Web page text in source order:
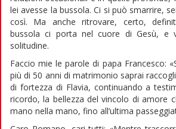
lei avesse la bussola. Ci si può smarrire,
così. Ma anche ritrovare, certo,
bussola ci porta nel cuore di Gesù, e
solitudine.
Faccio mie le parole di papa Francesco:
più di 50 anni di matrimonio saprai
di fortezza di Flavia, continuando a
ricordo, la bellezza del vincolo di amore
mano nella mano, fino all’ultima